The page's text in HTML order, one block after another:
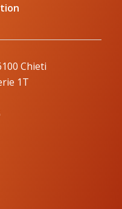
Chieti
1T